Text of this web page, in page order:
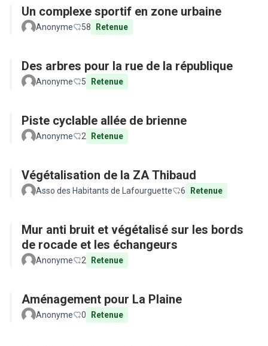
Un complexe sportif en zone urbaine
Anonyme 58 Retenue
Des arbres pour la rue de la république
Anonyme 5 Retenue
Piste cyclable allée de brienne
Anonyme 2 Retenue
Végétalisation de la ZA Thibaud
Asso des Habitants de Lafourguette 6 Retenue
Mur anti bruit et végétalisé sur les bords
de rocade et les échangeurs
Anonyme 2 Retenue
Aménagement pour La Plaine
Anonyme 0 Retenue